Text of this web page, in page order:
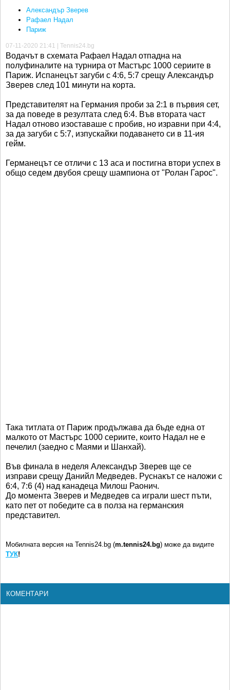
Александър Зверев
Рафаел Надал
Париж
07-11-2020 21:41 | Tennis24.bg
Водачът в схемата Рафаел Надал отпадна на
полуфиналите на турнира от Мастърс 1000 сериите в
Париж. Испанецът загуби с 4:6, 5:7 срещу Александър
Зверев след 101 минути на корта.
Представителят на Германия проби за 2:1 в първия сет,
за да поведе в резултата след 6:4. Във втората част
Надал отново изоставаше с пробив, но изравни при 4:4,
за да загуби с 5:7, изпускайки подаването си в 11-ия
гейм.
Германецът се отличи с 13 аса и постигна втори успех в
общо седем двубоя срещу шампиона от "Ролан Гарос".
Така титлата от Париж продължава да бъде една от
малкото от Мастърс 1000 сериите, които Надал не е
печелил (заедно с Маями и Шанхай).
Във финала в неделя Александър Зверев ще се
изправи срещу Данийл Медведев. Руснакът се наложи с
6:4, 7:6 (4) над канадеца Милош Раонич.
До момента Зверев и Медведев са играли шест пъти,
като пет от победите са в полза на германския
представител.
Мобилната версия на Tennis24.bg (m.tennis24.bg) може да видите
ТУК!
КОМЕНТАРИ